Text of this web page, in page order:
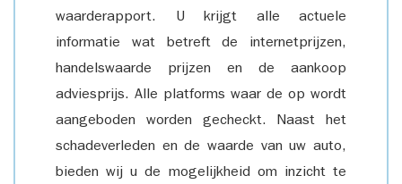
waarderapport. U krijgt alle actuele
informatie wat betreft de internetprijzen,
handelswaarde prijzen en de aankoop
adviesprijs. Alle platforms waar de op wordt
aangeboden worden gecheckt. Naast het
schadeverleden en de waarde van uw auto,
bieden wij u de mogelijkheid om inzicht te